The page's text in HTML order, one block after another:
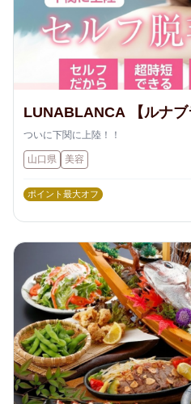
LUNABLANCA 【ルナブ
ついに下関に上陸！！
山口県 美容
ポイント最大オフ